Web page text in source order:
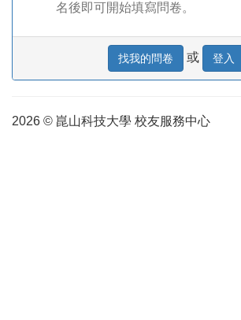
名後即可開始填寫問卷。
找我的問卷 或 登入
2026 © 崑山科技大學 校友服務中心